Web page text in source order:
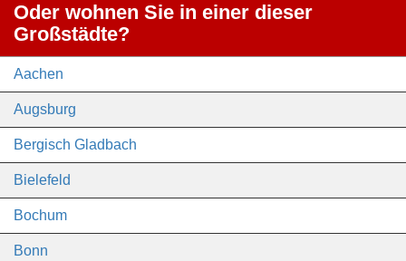
Oder wohnen Sie in einer dieser
Großstädte?
Aachen
Augsburg
Bergisch Gladbach
Bielefeld
Bochum
Bonn